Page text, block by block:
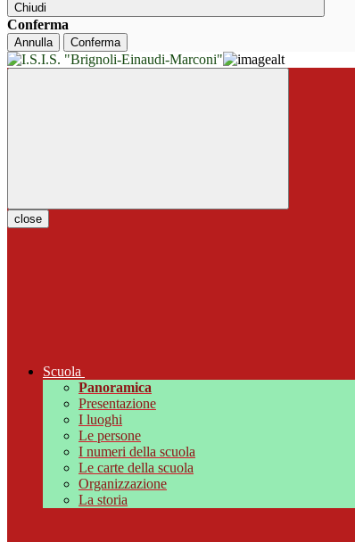
Chiudi
Conferma
Annulla Conferma
close
Scuola
Panoramica
Presentazione
I luoghi
Le persone
I numeri della scuola
Le carte della scuola
Organizzazione
La storia